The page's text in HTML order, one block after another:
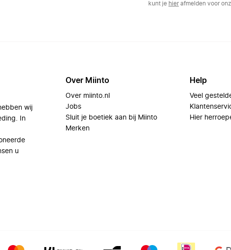
kunt je hierafmelden voor
wij
In
u
Over Miinto
Over miinto.nl
Jobs
Sluit je boetiek aan bij Miinto
Merken
Help
Veel
Hier